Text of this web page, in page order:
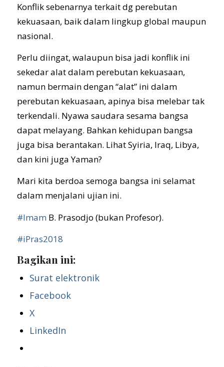
Konflik sebenarnya terkait dg perebutan
kekuasaan, baik dalam lingkup global maupun
nasional.
Perlu diingat, walaupun bisa jadi konflik ini
sekedar alat dalam perebutan kekuasaan,
namun bermain dengan “alat” ini dalam
perebutan kekuasaan, apinya bisa melebar tak
terkendali. Nyawa saudara sesama bangsa
dapat melayang. Bahkan kehidupan bangsa
juga bisa berantakan. Lihat Syiria, Iraq, Libya,
dan kini juga Yaman?
Mari kita berdoa semoga bangsa ini selamat
dalam menjalani ujian ini.
#Imam B. Prasodjo (bukan Profesor).
#iPras2018
Bagikan ini:
Surat elektronik
Facebook
X
LinkedIn